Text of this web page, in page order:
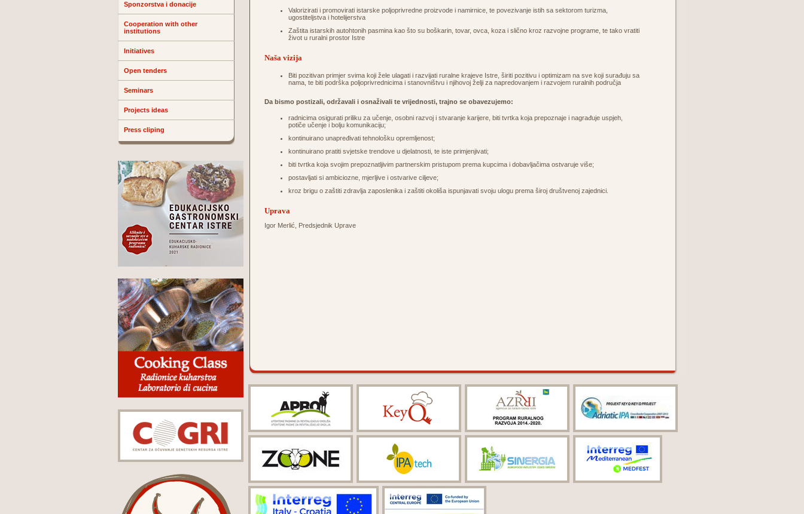
Sponzorstva i donacije
Cooperation with other
institutions
Initiatives
Open tenders
Seminars
Projects ideas
Press cliping
Valorizirati i promovirati istarske poljoprivredne proizvode i namirnice, te povezivanje istih sa sektorom turizma,
ugostiteljstva i hotelijerstva
Zaštita istarskih autohtonih pasmina kao što su boškarin, tovar, ovca, koza i slično kroz razvojne programe, te tako vratiti
život u ruralni prostor Istre
Naša vizija
Biti pozitivan primjer svima koji žele ulagati i razvijati ruralne krajeve Istre, širiti pozitivu i optimizam na sve koji surađuju sa
nama, te biti podrška poljoprivrednicima i stanovništvu i njihovoj želji za napredovanjem i razvojem ruralnih područja
Da bismo postizali, održavali i osnaživali te vrijednosti, trajno se obavezujemo:
radnicima osigurati priliku za učenje, osobni razvoj i stvaranje karijere, biti tvrtka koja prepoznaje i nagrađuje uspjeh,
potiče učenje i bolju komunikaciju;
kontinuirano unapređivati tehnološku opremljenost;
kontinuirano pratiti svjetske trendove u djelatnosti, te iste primjenjivati;
biti tvrtka koja svojim prepoznatljivim partnerskim pristupom prema kupcima i dobavljačima ostvaruje više;
postavljati si ambiciozne, mjerljive i ostvarive ciljeve;
kroz brigu o zaštiti zdravlja zaposlenika i zaštiti okoliša ispunjavati svoju ulogu prema široj društvenoj zajednici.
Uprava
Igor Merlić, Predsjednik Uprave